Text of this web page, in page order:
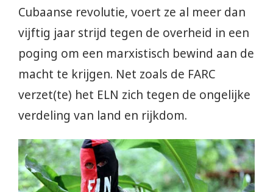
Cubaanse revolutie, voert ze al meer dan
vijftig jaar strijd tegen de overheid in een
poging om een marxistisch bewind aan de
macht te krijgen. Net zoals de FARC
verzet(te) het ELN zich tegen de ongelijke
verdeling van land en rijkdom.